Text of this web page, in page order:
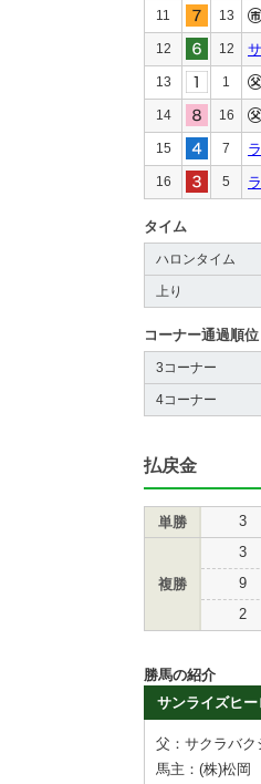
11 13
12 12
13 1
14 16
15 7
16 5
タイム
ハロンタイム
上り
コーナー通過順位
3コーナー
4コーナー
払戻金
単勝 3
複勝
3
9
2
勝馬の紹介
サンライズヒー
父：サクラバク
馬主：(株)松岡